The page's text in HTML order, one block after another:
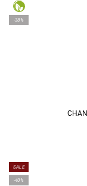
-38%
SALE
-40%